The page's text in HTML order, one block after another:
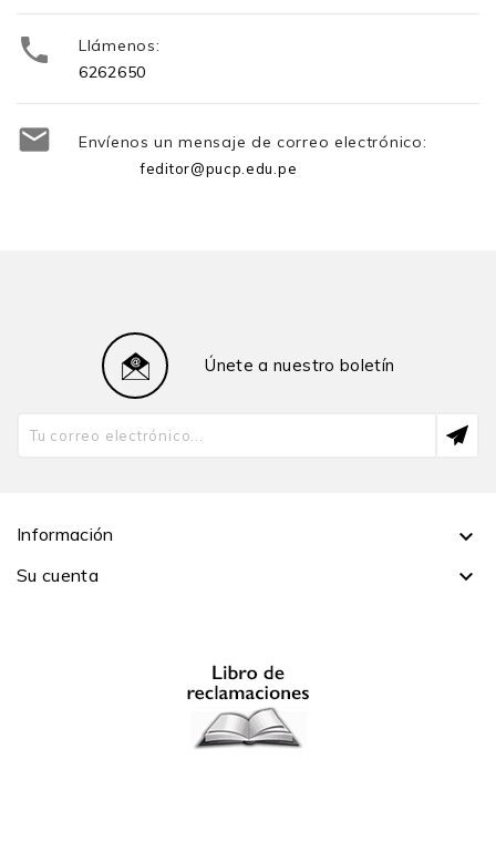

Llámenos:
6262650
 Envíenos un mensaje de correo electrónico:
feditor@pucp.edu.pe
Únete a nuestro boletín
Información 
Su cuenta 